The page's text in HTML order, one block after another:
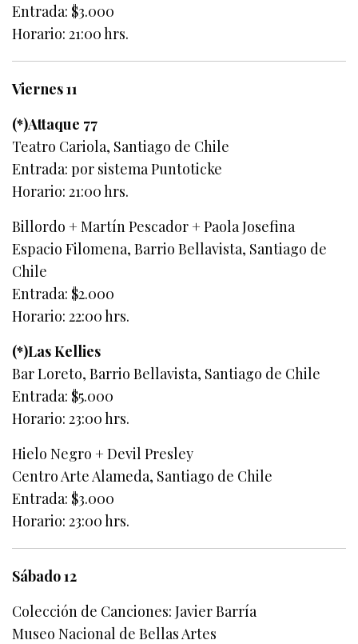
Entrada: $3.000
Horario: 21:00 hrs.
Viernes 11
(*)Attaque 77
Teatro Cariola, Santiago de Chile
Entrada: por sistema Puntoticke
Horario: 21:00 hrs.
Billordo + Martín Pescador + Paola Josefina
Espacio Filomena, Barrio Bellavista, Santiago de
Chile
Entrada: $2.000
Horario: 22:00 hrs.
(*)Las Kellies
Bar Loreto, Barrio Bellavista, Santiago de Chile
Entrada: $5.000
Horario: 23:00 hrs.
Hielo Negro + Devil Presley
Centro Arte Alameda, Santiago de Chile
Entrada: $3.000
Horario: 23:00 hrs.
Sábado 12
Colección de Canciones: Javier Barría
Museo Nacional de Bellas Artes